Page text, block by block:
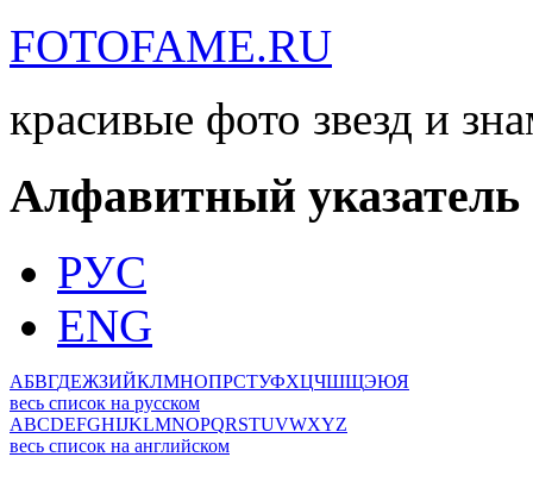
FOTOFAME.RU
красивые фото звезд и
Алфавитный указатель
РУС
ENG
АБВГДЕЖЗИЙКЛМНОПРСТУФХЦЧШЩЭЮЯ
весь список на русском
ABCDEFGHIJKLMNOPQRSTUVWXYZ
весь список на английском